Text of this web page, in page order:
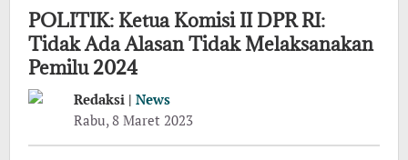
Komisi
II
DPR
Tidak
Ada
Alasan
Tidak
POLITIK: Ketua Komisi II DPR RI:
Tidak Ada Alasan Tidak Melaksanakan
Pemilu 2024
Redaksi | News
Rabu, 8 Maret 2023